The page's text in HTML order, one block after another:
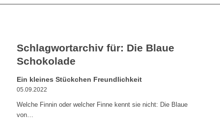
Schlagwortarchiv für: Die Blaue
Schokolade
Ein kleines Stückchen Freundlichkeit
05.09.2022
Welche Finnin oder welcher Finne kennt sie nicht: Die Blaue
von…